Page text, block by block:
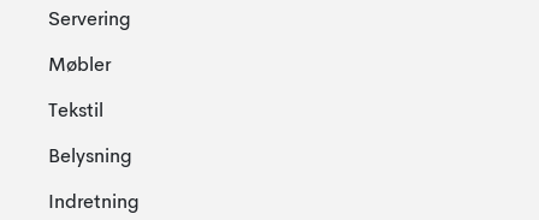
Servering
Møbler
Tekstil
Belysning
Indretning